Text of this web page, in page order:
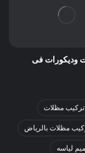
وديكورات فى
مظلات
مظلات بالرياض
لياسه